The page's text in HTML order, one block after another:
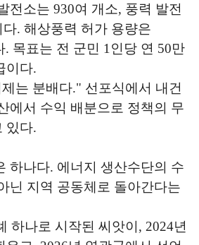
전소는 930여 개소, 풍력 발전
. 해상풍력 허가 용량은
. 목표는 전 군민 1인당 연 50만
이다.
는 분배다." 선포식에서 내건
에서 수익 배분으로 정책의 무
있다.
하나다. 에너지 생산수단의 수
닌 지역 공동체로 돌아간다는
하나로 시작된 씨앗이, 2024년